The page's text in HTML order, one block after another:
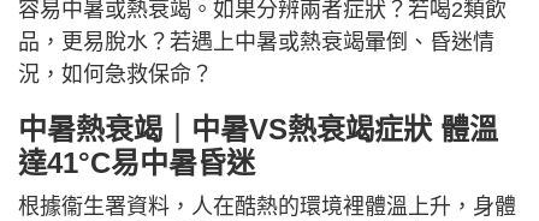
容易中暑或熱衰竭。如果分辨兩者症狀？若喝2類飲
品，更易脫水？若遇上中暑或熱衰竭暈倒、昏迷情
況，如何急救保命？
中暑熱衰竭｜中暑VS熱衰竭症狀 體溫
達41°C易中暑昏迷
根據衞生署資料，人在酷熱的環境裡體溫上升，身體